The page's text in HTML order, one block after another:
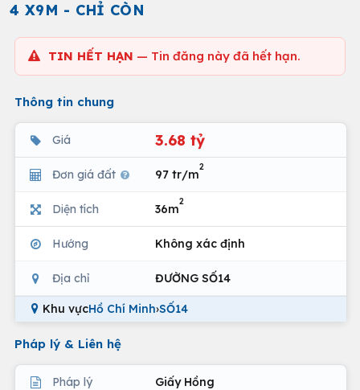
4 X9M - CHỈ CÒN
TIN HẾT HẠN — Tin đăng này đã hết hạn.
Thông tin chung
Giá 3.68 tỷ
Đơn giá đất 97 tr/m
2
Diện tích 36m
2
Hướng Không xác định
Địa chỉ ĐƯỜNG SỐ14
Khu vựcHồ Chí Minh›SỐ14
Pháp lý & Liên hệ
Pháp lý Giấy Hồng